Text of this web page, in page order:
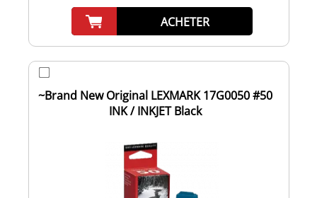
ACHETER
~Brand New Original LEXMARK 17G0050 #50
INK / INKJET Black